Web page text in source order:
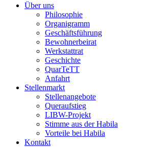
Über uns
Philosophie
Organigramm
Geschäftsführung
Bewohnerbeirat
Werkstattrat
Geschichte
QuarTeTT
Anfahrt
Stellenmarkt
Stellenangebote
Queraufstieg
LIBW-Projekt
Stimme aus der Habila
Vorteile bei Habila
Kontakt